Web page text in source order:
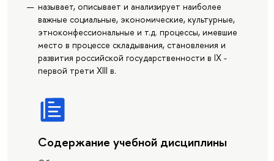
называет, описывает и анализирует наиболее
важные социальные, экономические, культурные,
этноконфессиональные и т.д. процессы, имевшие
место в процессе складывания, становления и
развития российской государственности в IX -
первой трети XIII в.
Содержание учебной дисциплины